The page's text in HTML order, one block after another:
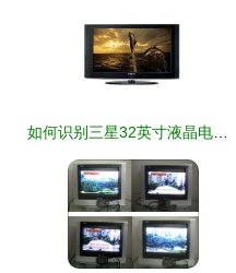
如何识别三星32英寸液晶电视的具体型号